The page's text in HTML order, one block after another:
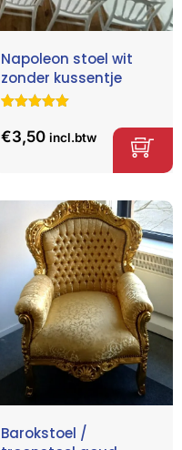
Napoleon stoel wit
zonder kussentje
5.00 op 5
gebaseerd
€3,50 incl.btw
Barokstoel /